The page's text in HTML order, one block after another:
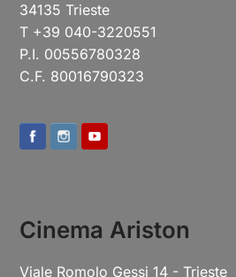
34135 Trieste
T +39 040-3220551
P.I. 00556780328
C.F. 80016790323
Cinema Ariston
Viale Romolo Gessi 14 - Trieste